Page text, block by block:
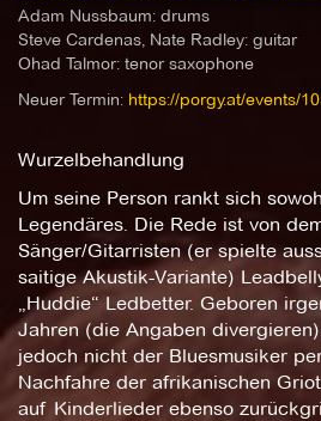
Adam Nussbaum: drums
Steve Cardenas, Nate Radley: guitar
Ohad Talmor: tenor saxophone
Neuer Termin: https://porgy.at/events/
Wurzelbehandlung
Um seine Person rankt sich
Legendäres. Die Rede ist von
Sänger/Gitarristen (er spielte
saitige Akustik-Variante)
„Huddie“ Ledbetter. Geboren
Jahren (die Angaben
jedoch nicht der Bluesmusiker
Nachfahre der afrikanischen
auf Kinderlieder ebenso